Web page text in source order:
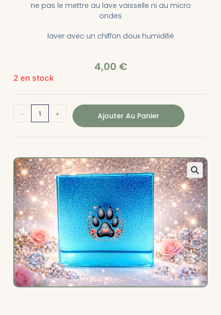
ne pas le mettre au lave vaisselle ni au micro
ondes
laver avec un chiffon doux humidifié
4,00 €
2 en stock
- + Ajouter Au Panier